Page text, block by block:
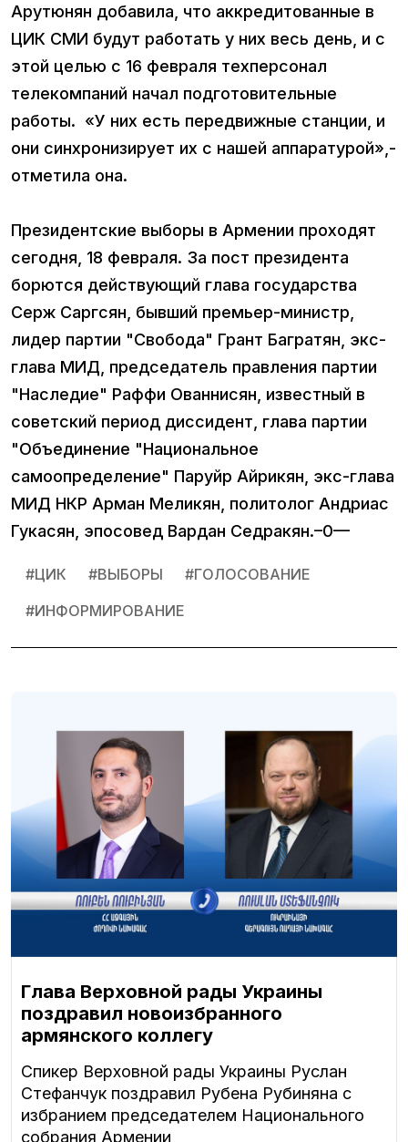
Арутюнян добавила, что аккредитованные в
ЦИК СМИ будут работать у них весь день, и с
этой целью с 16 февраля техперсонал
телекомпаний начал подготовительные
работы. «У них есть передвижные станции, и
они синхронизирует их с нашей аппаратурой»,-
отметила она.
Президентские выборы в Армении проходят
сегодня, 18 февраля. За пост президента
борются действующий глава государства
Серж Саргсян, бывший премьер-министр,
лидер партии "Свобода" Грант Багратян, экс-
глава МИД, председатель правления партии
"Наследие" Раффи Ованнисян, известный в
советский период диссидент, глава партии
"Объединение "Национальное
самоопределение" Паруйр Айрикян, экс-глава
МИД НКР Арман Меликян, политолог Андриас
Гукасян, эпосовед Вардан Седракян.–0—
#ЦИК #ВЫБОРЫ #ГОЛОСОВАНИЕ
#ИНФОРМИРОВАНИЕ
Глава Верховной рады Украины
поздравил новоизбранного
армянского коллегу
Спикер Верховной рады Украины Руслан
Стефанчук поздравил Рубена Рубиняна с
избранием председателем Национального
собрания Армении